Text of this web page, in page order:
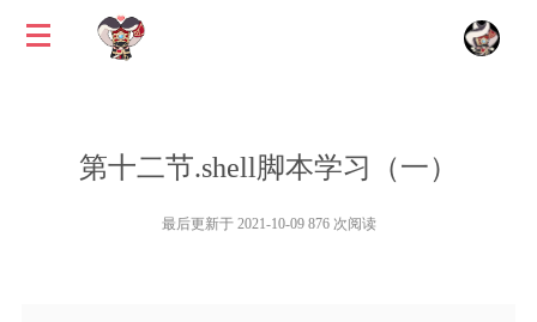
第十二节.shell脚本学习（一）
最后更新于 2021-10-09 876 次阅读